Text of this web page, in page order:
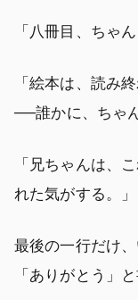
「八冊目、ちゃ
「絵本は、読み
──誰かに、ちゃ
「兄ちゃんは、
れた気がする。」
最後の一行だけ
「ありがとう」